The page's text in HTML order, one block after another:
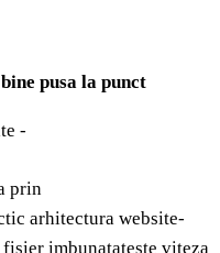
pusa la punct
-
prin
arhitectura website-
imbunatateste viteza